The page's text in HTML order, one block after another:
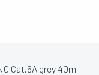
Cat.6A grey 40m